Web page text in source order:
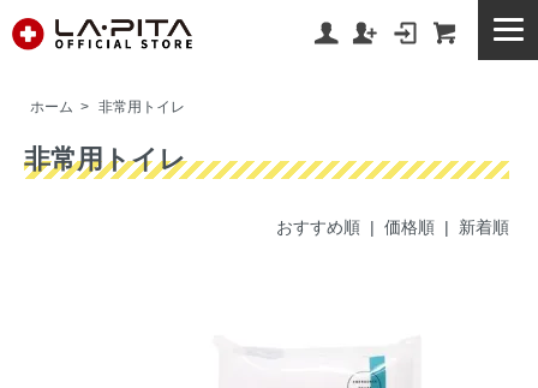
ホーム > 非常用トイレ
非常用トイレ
おすすめ順 | 価格順| 新着順